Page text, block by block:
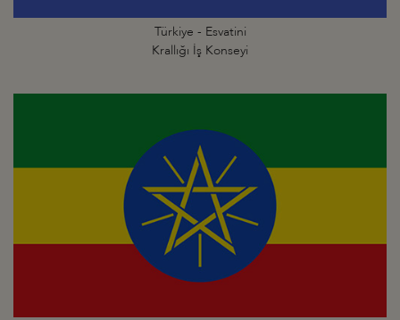
Türkiye - Esvatini
Krallığı İş Konseyi